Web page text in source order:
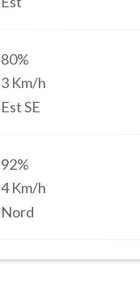
80%
3 Km/h
Est SE
92%
4Km/h
Nord